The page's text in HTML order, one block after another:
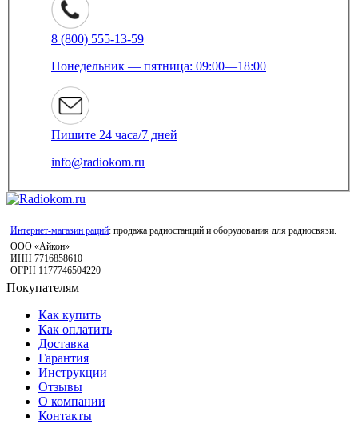
8 (800) 555-13-59
Понедельник — пятница: 09:00—18:00
Пишите 24 часа/7 дней
info@radiokom.ru
Интернет-магазин раций: продажа радиостанций и оборудования для радиосвязи.
ООО «Айкон»
ИНН 7716858610
ОГРН 1177746504220
Покупателям
Как купить
Как оплатить
Доставка
Гарантия
Инструкции
Отзывы
О компании
Контакты